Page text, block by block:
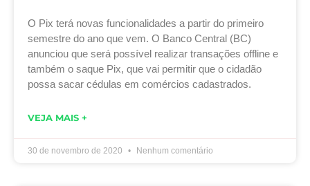
O Pix terá novas funcionalidades a partir do primeiro
semestre do ano que vem. O Banco Central (BC)
anunciou que será possível realizar transações offline e
também o saque Pix, que vai permitir que o cidadão
possa sacar cédulas em comércios cadastrados.
VEJA MAIS +
30 de novembro de 2020 Nenhum comentário